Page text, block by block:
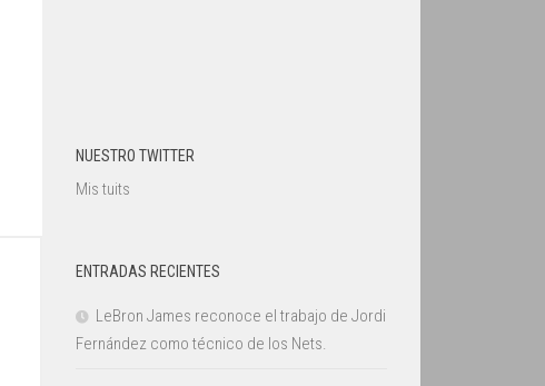
NUESTRO TWITTER
Mis tuits
ENTRADAS RECIENTES
LeBron James reconoce el trabajo de Jordi
Fernández como técnico de los Nets.